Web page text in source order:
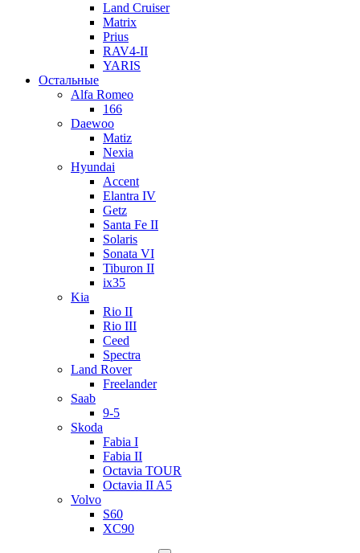
Land Cruiser
Matrix
Prius
RAV4-II
YARIS
Остальные
Alfa Romeo
166
Daewoo
Matiz
Nexia
Hyundai
Accent
Elantra IV
Getz
Santa Fe II
Solaris
Sonata VI
Tiburon II
ix35
Kia
Rio II
Rio III
Ceed
Spectra
Land Rover
Freelander
Saab
9-5
Skoda
Fabia I
Fabia II
Octavia TOUR
Octavia II A5
Volvo
S60
XC90